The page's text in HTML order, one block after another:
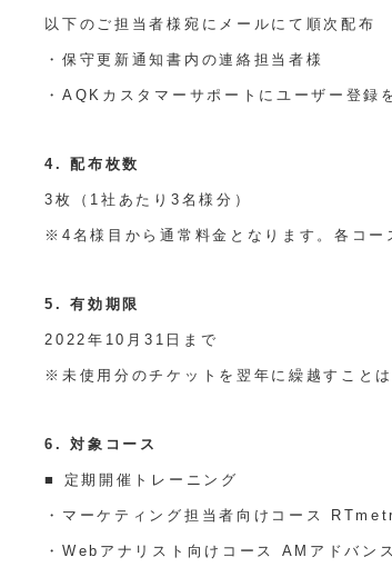
以下のご担当者様宛にメールにて順次配布
・保守更新通知書内の連絡担当者様
・AQKカスタマーサポートにユーザー登録
4. 配布枚数
3枚（1社あたり3名様分）
※4名様目から通常料金となります。各コー
5. 有効期限
2022年10月31日まで
※未使用分のチケットを翌年に繰越すことは
6. 対象コース
■ 定期開催トレーニング
・マーケティング担当者向けコース
・Webアナリスト向けコース AMアドバン